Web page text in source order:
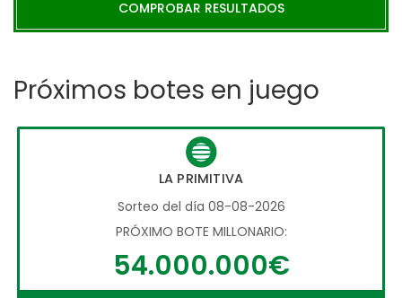
COMPROBAR RESULTADOS
Próximos botes en juego
LA PRIMITIVA
Sorteo del día 08-08-2026
PRÓXIMO BOTE MILLONARIO:
54.000.000€